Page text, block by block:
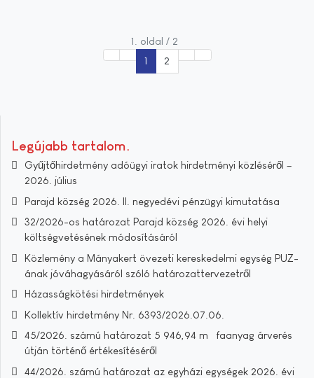
1 2
1. oldal / 2
Legújabb tartalom
Gyűjtőhirdetmény adóügyi iratok hirdetményi közléséről –
2026. július
Parajd község 2026. II. negyedévi pénzügyi kimutatása
32/2026-os határozat Parajd község 2026. évi helyi
költségvetésének módosításáról
Közlemény a Mányakert övezeti kereskedelmi egység PUZ-
ának jóváhagyásáról szóló határozattervezetről
Házasságkötési hirdetmények
Kollektív hirdetmény Nr. 6393/2026.07.06.
45/2026. számú határozat 5 946,94 m³ faanyag árverés
útján történő értékesítéséről
44/2026. számú határozat az egyházi egységek 2026. évi